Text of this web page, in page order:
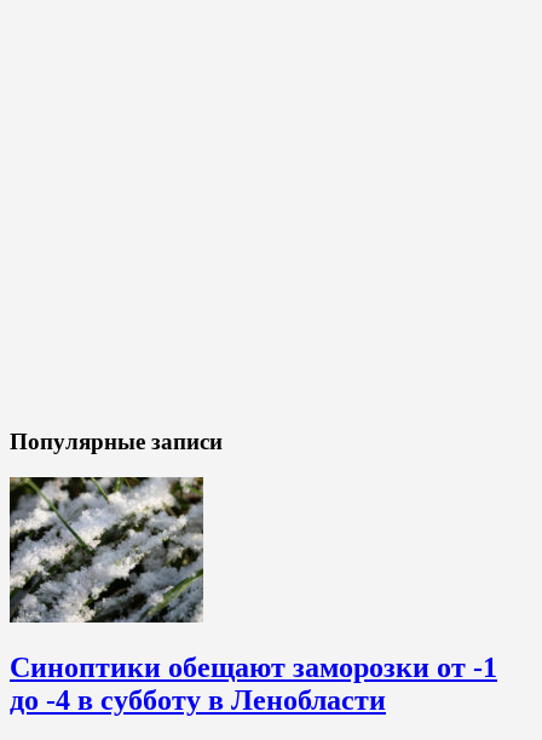
Популярные записи
Синоптики обещают заморозки от -1
до -4 в субботу в Ленобласти